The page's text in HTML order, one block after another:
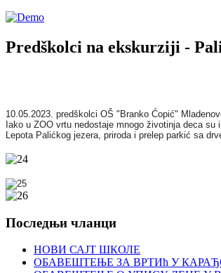
Predškolci na ekskurziji -
10.05.2023. predškolci OŠ "Branko Ćopić"
Iako u ZOO vrtu nedostaje mnogo životinja deca
Lepota Palićkog jezera, priroda i prelep parkić sa
Последњи чланци
НОВИ САЈТ ШКОЛЕ
ОБАВЕШТЕЊЕ ЗА ВРТИћ У